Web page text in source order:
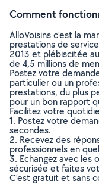
Comment
AlloVoisins c’est la
prestations de
2013 et plébiscitée
de 4,5 millions de
Postez votre
particulier ou un
prestations, du plus
pour un bon rapport
Facilitez votre
1. Postez votre
secondes.
2. Recevez des
professionnels en
3. Echangez avec les
sécurisée et faites
C’est gratuit et sans